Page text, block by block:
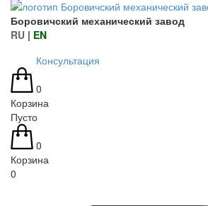
Боровичский механический завод
RU | EN
Консультация
0
Корзина
Пусто
0
Корзина
0